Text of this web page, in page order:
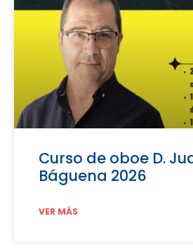
Curso de oboe D.
Báguena 2026
VER MÁS